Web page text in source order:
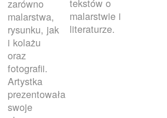
zarówno
malarstwa,
rysunku, jak
i kolażu
oraz
fotografii.
Artystka
prezentowała
swoje
malarstwie i
literaturze.